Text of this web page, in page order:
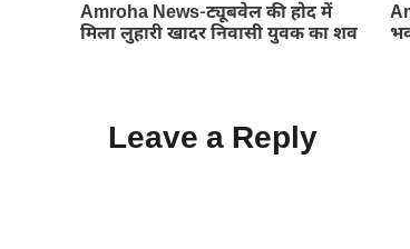
Amroha News-ट्यूबवेल की होद में
मिला लुहारी खादर निवासी युवक का शव
Leave a Reply